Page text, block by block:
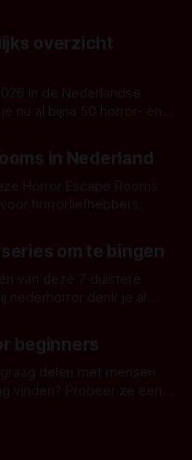
overzicht
in de Nederlandse
nu al bijna 50 horror- en
in Nederland
Horror Escape Rooms
horrorliefhebbers.
om te bingen
van deze 7 duistere
Maar Nederlandse horror
Nederlandse tv-
series uit het duistere of horrorgenre. Als
beginners
delen met mensen
vinden? Probeer ze eens